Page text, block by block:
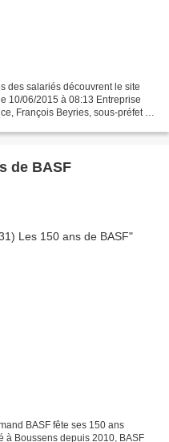
des salariés découvrent le site
10/06/2015 à 08:13 Entreprise
François Beyries, sous-préfet de
de BASF
BASF fête ses 150 ans
à Boussens depuis 2010, BASF